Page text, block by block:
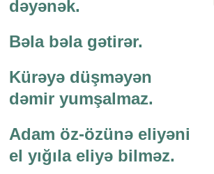
dəyənək.
Bəla bəla gətirər.
Kürəyə düşməyən
dəmir yumşalmaz.
Adam öz-özünə eliyəni
el yığıla eliyə bilməz.